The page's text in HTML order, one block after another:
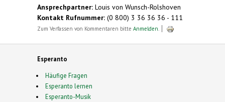
Ansprechpartner: Louis von Wunsch-Rolshoven
Kontakt Rufnummer: (0 800) 3 36 36 36 - 111
Zum Verfassen von Kommentaren bitte Anmelden
Esperanto
Häufige Fragen
Esperanto lernen
Esperanto-Musik